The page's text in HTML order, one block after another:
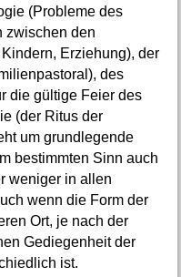
(Probleme des
zwischen den
Erziehung), der
des
die gültige Feier des
(der Ritus der
um grundlegende
bestimmten Sinn auch
weniger in allen
wenn die Form der
Ort, je nach der
Gediegenheit der
ist.